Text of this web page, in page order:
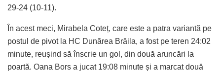
29-24 (10-11).
În acest meci, Mirabela Coteț, care este a patra variantă pe
postul de pivot la HC Dunărea Brăila, a fost pe teren 24:02
minute, reușind să înscrie un gol, din două aruncări la
poartă. Oana Bors a jucat 19:08 minute și a marcat două